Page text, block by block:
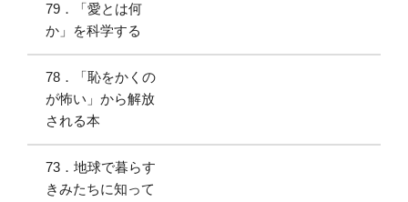
79．「愛とは何
か」を科学する
78．「恥をかくの
が怖い」から解放
される本
73．地球で暮らす
きみたちに知って